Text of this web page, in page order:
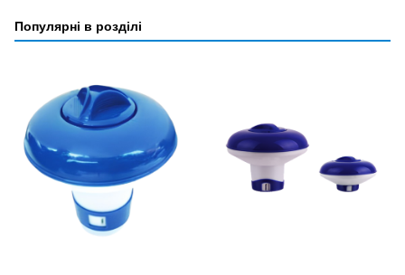
Популярні в розділі